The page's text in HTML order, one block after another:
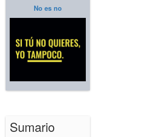
No es no
Sumario